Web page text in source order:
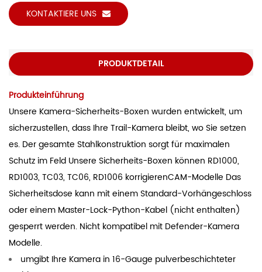
KONTAKTIERE UNS
PRODUKTDETAIL
Produkteinführung
Unsere Kamera-Sicherheits-Boxen wurden entwickelt, um
sicherzustellen, dass Ihre Trail-Kamera bleibt, wo Sie setzen
es. Der gesamte Stahlkonstruktion sorgt für maximalen
Schutz im Feld Unsere Sicherheits-Boxen können RD1000,
RD1003, TC03, TC06, RD1006 korrigierenCAM-Modelle Das
Sicherheitsdose kann mit einem Standard-Vorhängeschloss
oder einem Master-Lock-Python-Kabel (nicht enthalten)
gesperrt werden. Nicht kompatibel mit Defender-Kamera
Modelle.
umgibt Ihre Kamera in 16-Gauge pulverbeschichteter